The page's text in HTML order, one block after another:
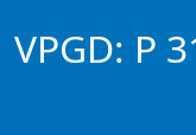
VPGD: P